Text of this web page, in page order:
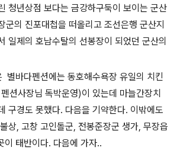
청년상점 보다는 금강하구둑이 보이는 군산
군의 진포대첩을 떠올리고 조선은행 군산지
일제의 호남수탈의 선봉장이 되었던 군산의
별바다펜션에는 동호해수욕장 유일의 치킨
션사장님 독박운영)이 있는데 마늘간장치
구경도 못했다. 다음을 기약한다. 이밖에도
상, 고창 고인돌군, 전봉준장군 생가, 무장읍
이 태반이다. 다음에 가자..